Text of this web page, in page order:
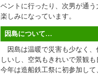
ベントに行ったり、次男が通
楽しみになっています。
因島について…
因島は温暖で災害も少なく、
しいし、空気もきれいで景観
今年は造船鉄工祭に初参加し